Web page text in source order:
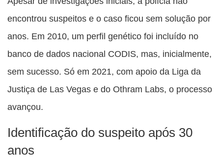
encontrou suspeitos e o caso ficou sem solução por
anos. Em 2010, um perfil genético foi incluído no
banco de dados nacional CODIS, mas, inicialmente,
sem sucesso. Só em 2021, com apoio da Liga da
Justiça de Las Vegas e do Othram Labs, o processo
avançou.
Identificação do suspeito após 30
anos